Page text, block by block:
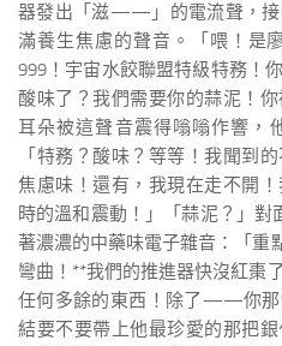
器發出「滋——」的電流聲，接
滿養生焦慮的聲音。「喂！是
999！宇宙水餃聯盟特級特務！
酸味了？我們需要你的蒜泥！
耳朵被這聲音震得嗡嗡作響，
「特務？酸味？等等！我聞到
焦慮味！還有，我現在走不開
時的溫和震動！」「蒜泥？」對
著濃濃的中藥味電子雜音：「重
彎曲！**我們的推進器快沒紅棗
任何多餘的東西！除了——你那
結要不要帶上他最珍愛的那把